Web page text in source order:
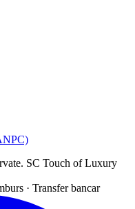
SC Touch of Luxury
· Transfer bancar